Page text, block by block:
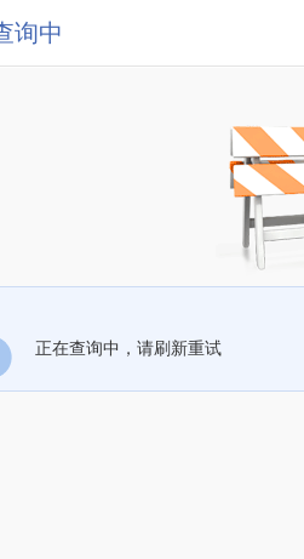
询中
正在查询中，请刷新重试